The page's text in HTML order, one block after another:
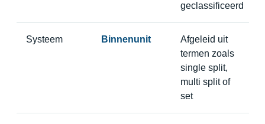
geclassificeerd
Systeem Binnenunit
Afgeleid uit
termen zoals
single split,
multi split of
set